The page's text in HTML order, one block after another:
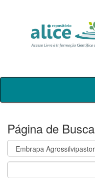
Skip
Página de Busca